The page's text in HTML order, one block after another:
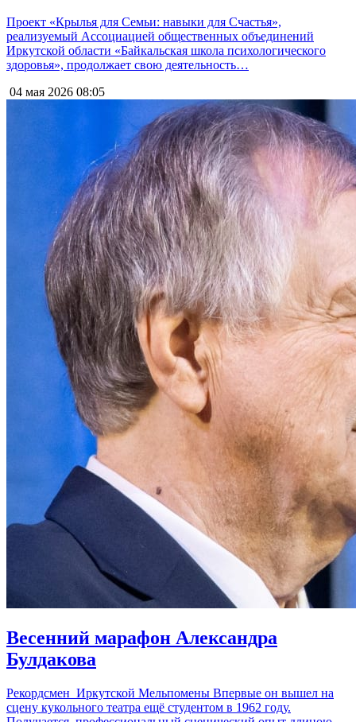
Проект «Крылья для Семьи: навыки для Счастья»,
реализуемый Ассоциацией общественных объединений
Иркутской области «Байкальская школа психологического
здоровья», продолжает свою деятельность…
04 мая 2026 08:05
Весенний марафон Александра
Булдакова
Рекордсмен Иркутской Мельпомены Впервые он вышел на
сцену кукольного театра ещё студентом в 1962 году.